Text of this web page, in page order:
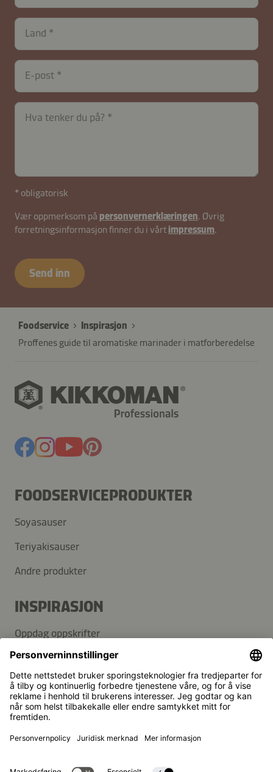
Land
E-post
Hva tenker du på?
* obligatorisk
contactNO-
B2B-
90okRrmb68OFnfT
Vær oppmerksom på personvernerklæringen. Øvrig
forretningsinformasjon finner du i vårtimpressum.
Send inn
Foodservice
Inspirasjon
Proffenes guide til aromatiske marinader i matforberedelse
FOODSERVICEPRODUKTER
Soyasauser
Teriyakisauser
Andre produkter
INSPIRASJON
Oppdag oppskrifter
Blogg
SUPPORT
Kontakt
Vanlige spørsmål